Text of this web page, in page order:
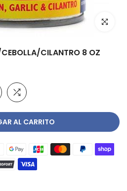
Haz clic
CILANTRO 8 OZ
AL CARRITO